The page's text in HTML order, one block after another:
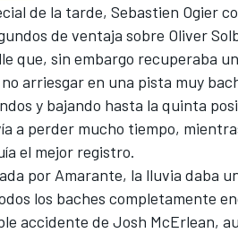
de la tarde, Sebastien Ogier
de ventaja sobre Oliver
que, sin embargo recuperaba
arriesgar en una pista muy
y bajando hasta la quinta
a perder mucho tiempo,
el mejor registro.
por Amarante, la lluvia daba
los baches completamente
accidente de Josh McErlean,